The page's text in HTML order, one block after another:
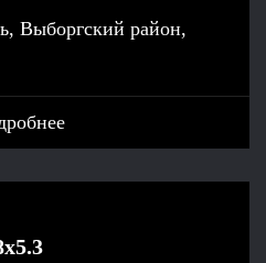
Выборгский район,